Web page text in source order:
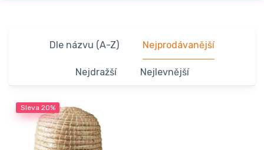
Dle názvu (A-Z) Nejprodávanější
Nejdražší Nejlevnější
Sleva 20%